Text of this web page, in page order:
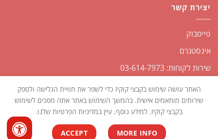
יצירת קשר
פייסבוק
אינסטגרם
שירות לקוחות: 03-614-7973
כל הזכויות שמורות2026 © שקליקו| נבנה ומנוהל על ידי
WEmanage -
ניהול אתרים
האתר עושה שימוש בקבצי קוקיז כדי לשפר את חוויית הגלישה ולספק
שירותים מותאמים אישית. בהמשך השימוש באתר אתה מסכים לשימוש
בקבצי קוקיז. למידע נוסף, עיין במדיניות הפרטיות שלנו.
MORE INFO
ACCEPT